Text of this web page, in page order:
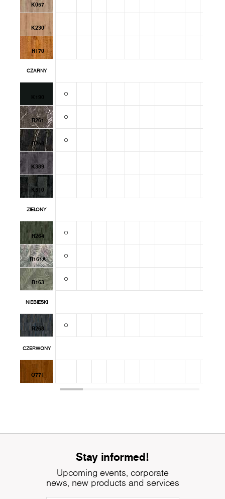
K057
K230
R170
CZARNY
K190
R261
R258
K389
K510
ZIELONY
R264
R161A
R163
NIEBIESKI
R268
CZERWONY
O771
Stay informed!
Upcoming events, corporate
news, new products and services